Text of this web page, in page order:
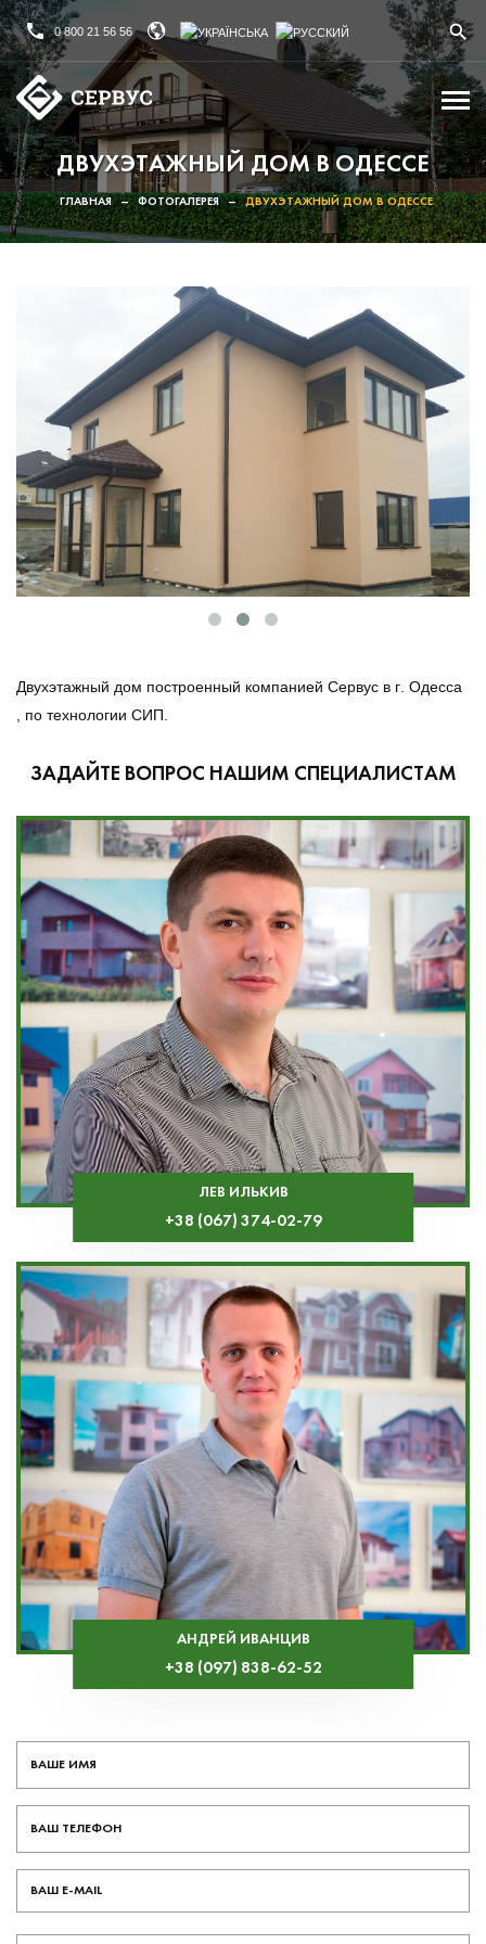
0 800 21 56 56
ДВУХЭТАЖНЫЙ ДОМ В ОДЕССЕ
ГЛАВНАЯ – ФОТОГАЛЕРЕЯ – ДВУХЭТАЖНЫЙ ДОМ В ОДЕССЕ
Двухэтажный дом построенный компанией Сервус в г. Одесса
, по технологии СИП.
ЗАДАЙТЕ ВОПРОС НАШИМ СПЕЦИАЛИСТАМ
ЛЕВ ИЛЬКИВ
+38 (067) 374-02-79
АНДРЕЙ ИВАНЦИВ
+38 (097) 838-62-52